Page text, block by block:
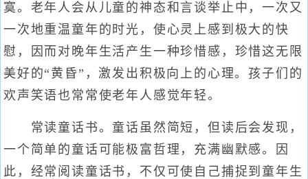
寞。老年人会从儿童的神态和言谈举止中，一次又
一次地重温童年的时光，使心灵上感到极大的快
慰，因而对晚年生活产生一种珍惜感，珍惜这无限
美好的“黄昏”，激发出积极向上的心理。孩子们的
欢声笑语也常常使老年人感觉年轻。
常读童话书。童话虽然简短，但读后会发现，
一个简单的童话可能极富哲理，充满幽默感。因
此，经常阅读童话书，不仅可使自己捕捉到童年生